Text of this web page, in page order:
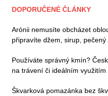
DOPORUČENÉ ČLÁNKY
Arónii nemusíte obcházet
připravíte džem, sirup,
Používáte správný kmín?
na trávení či ideálním využitím
Škvarková pomazánka bez